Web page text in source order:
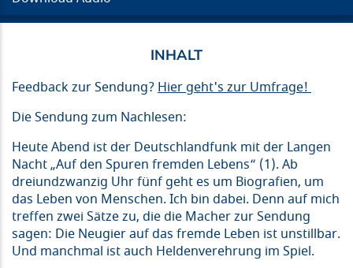
Feedback zur Sendung? Hier geht's zur Umfrage!
Die Sendung zum Nachlesen:
Heute Abend ist der Deutschlandfunk mit der Langen
Nacht „Auf den Spuren fremden Lebens“ (1). Ab
dreiundzwanzig Uhr fünf geht es um Biografien, um
das Leben von Menschen. Ich bin dabei. Denn auf mich
treffen zwei Sätze zu, die die Macher zur Sendung
sagen: Die Neugier auf das fremde Leben ist unstillbar.
Und manchmal ist auch Heldenverehrung im Spiel.